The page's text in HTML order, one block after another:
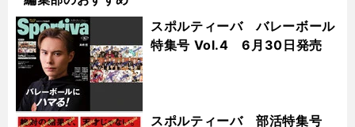
スポルティーバ バレーボール
特集号 Vol.4 6月30日発売
スポルティーバ 部活特集号